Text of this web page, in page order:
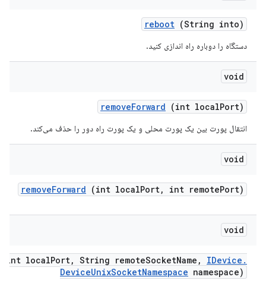
reboot (String into)
دستگاه را دوباره راه اندازی کنید.
void
removeForward (int localPort)
انتقال پورت بین یک پورت محلی و یک پورت راه دور را حذف می‌کند.
void
removeForward (int localPort, int remotePort)
void
localPort, String remoteSocketName , IDevice .
DeviceUnixSocketNamespace namespace)